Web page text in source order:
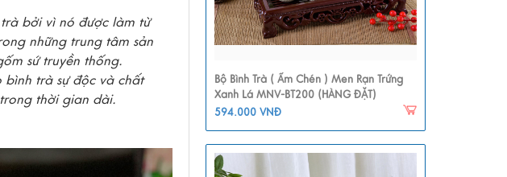
bởi vì nó được làm từ
những trung tâm sản
sứ truyền thống.
bình trà sự độc và chất
thời gian dài.
Bộ Bình Trà ( Ấm Chén ) Men Rạn Trứng
Xanh Lá MNV-BT200 (HÀNG ĐẶT)
594.000 VNĐ